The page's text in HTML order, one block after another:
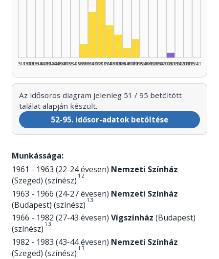
1925–1929
1930–1934
1935–1939
1940–1944
1945–1949
1950–1954
1955–1959
Színész, 1960–1964: 3
1960–1964
Színész, 1965–1969: 10
1965–1969
1970–1974
Színész, 1975–1979: 7
1975–1979
Színész, 1980–1984: 5
1980–1984
Színész, 1985–1989: 2
1985–1989
Színész, 1990–1994: 4
1990–1994
1995–1999
2000–2004
2005–2009Fordító,
2010–2014
2015–2019
2020–2024
2025–2026
Az idősoros diagram jelenleg 51 / 95 betöltött
találat alapján készült.
52-95. idősor-adatok betöltése
Munkássága:
1961 - 1963 (22-24 évesen) Nemzeti Színház
(Szeged) (színész) 1 2
1963 - 1966 (24-27 évesen) Nemzeti Színház
(Budapest) (színész) 1 3
1966 - 1982 (27-43 évesen) Vígszínház (Budapest)
(színész) 1 3
1982 - 1983 (43-44 évesen) Nemzeti Színház
(Szeged) (színész) 1 3